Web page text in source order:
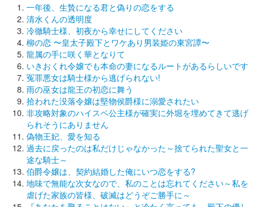
一年後、生贄になる君と偽りの恋をする
清水くんの透明度
冷徹騎士様、初夜から幸せにしてください
柳の恋 〜皇太子殿下とワケあり男装姫の東宮譚〜
龍属の手に咲く華となりて
いきおくれ令嬢でも本命の妻になるルートがあるらしいです
冤罪悪女は騎士様から逃げられない!
雨の巫女は龍王の初恋に舞う
拾われた没落令嬢は堅物侯爵様に溺愛されたい
非攻略対象のハイスペ公主様が確実に外堀を埋めてきて逃げ
られそうにありません
偽物王妃、愛を知る
過去に戻ったのは私だけじゃなかった～捨てられた聖女と一
途な騎士～
伯爵令嬢は、契約結婚した俺にいつ恋をする?
地味で無能な次女なので、私のことは忘れてください～私を
虐げた家族の皆様、破滅はどうぞご勝手に～